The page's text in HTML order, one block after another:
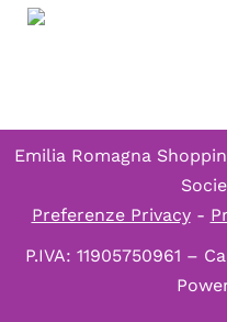
Emilia Romagna
Preferenze Privacy-
P.IVA: 11905750961 –